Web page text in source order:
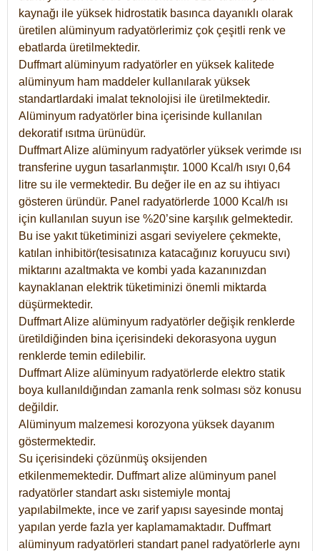
kaynağı ile yüksek hidrostatik basınca dayanıklı olarak
üretilen alüminyum radyatörlerimiz çok çeşitli renk ve
ebatlarda üretilmektedir.
Duffmart alüminyum radyatörler en yüksek kalitede
alüminyum ham maddeler kullanılarak yüksek
standartlardaki imalat teknolojisi ile üretilmektedir.
Alüminyum radyatörler bina içerisinde kullanılan
dekoratif ısıtma ürünüdür.
Duffmart Alize alüminyum radyatörler yüksek verimde ısı
transferine uygun tasarlanmıştır. 1000 Kcal/h ısıyı 0,64
litre su ile vermektedir. Bu değer ile en az su ihtiyacı
gösteren üründür. Panel radyatörlerde 1000 Kcal/h ısı
için kullanılan suyun ise %20’sine karşılık gelmektedir.
Bu ise yakıt tüketiminizi asgari seviyelere çekmekte,
katılan inhibitör(tesisatınıza katacağınız koruyucu sıvı)
miktarını azaltmakta ve kombi yada kazanınızdan
kaynaklanan elektrik tüketiminizi önemli miktarda
düşürmektedir.
Duffmart Alize alüminyum radyatörler değişik renklerde
üretildiğinden bina içerisindeki dekorasyona uygun
renklerde temin edilebilir.
DuffmartAlize alüminyum radyatörlerde elektro statik
boya kullanıldığından zamanla renk solması söz konusu
değildir.
Alüminyum malzemesi korozyona yüksek dayanım
göstermektedir.
Su içerisindeki çözünmüş oksijenden
etkilenmemektedir. Duffmart alize alüminyum panel
radyatörler standart askı sistemiyle montaj
yapılabilmekte, ince ve zarif yapısı sayesinde montaj
yapılan yerde fazla yer kaplamamaktadır. Duffmart
alüminyum radyatörleri standart panel radyatörlerle aynı